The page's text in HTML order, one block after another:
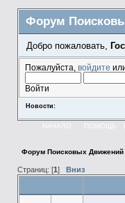
Форум
Добро пожаловать,
Пожалуйста, войдите
Войти
Новости:
НАЧАЛО ПОМОЩЬ
Форум Поисковых Движений
Страниц: [1 ] Вниз